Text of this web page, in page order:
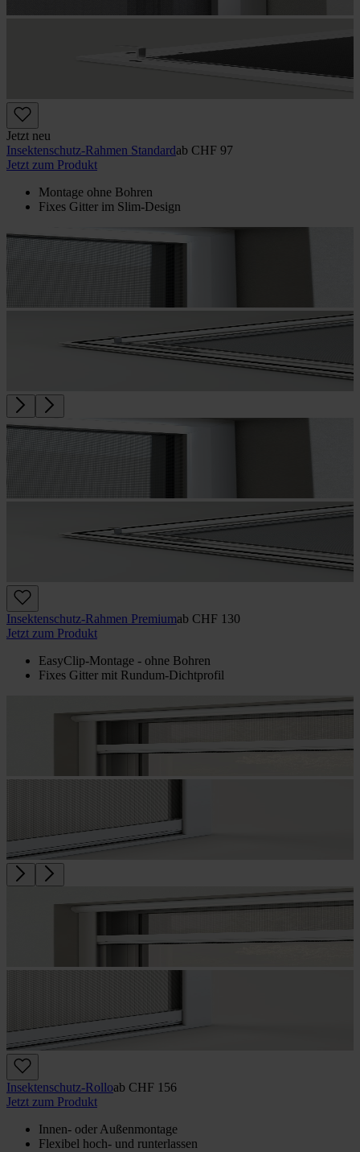
Jetzt neu
Insektenschutz-Rahmen Standardab CHF 97
Jetzt zum Produkt
Montage ohne Bohren
Fixes Gitter im Slim-Design
Insektenschutz-Rahmen Premiumab CHF 130
Jetzt zum Produkt
EasyClip-Montage - ohne Bohren
Fixes Gitter mit Rundum-Dichtprofil
Insektenschutz-Rolloab CHF 156
Jetzt zum Produkt
Innen- oder Außenmontage
Flexibel hoch- und runterlassen